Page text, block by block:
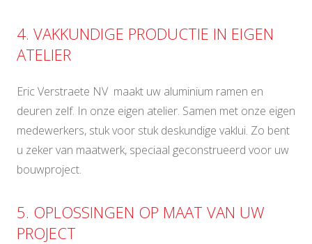
4. VAKKUNDIGE PRODUCTIE IN EIGEN
ATELIER
Eric Verstraete NV maakt uw aluminium ramen en
deuren zelf. In onze eigen atelier. Samen met onze eigen
medewerkers, stuk voor stuk deskundige vaklui. Zo bent
u zeker van maatwerk, speciaal geconstrueerd voor uw
bouwproject.
5. OPLOSSINGEN OP MAAT VAN UW
PROJECT